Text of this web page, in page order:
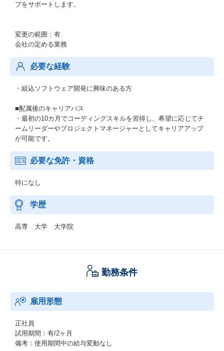
プをサポートします。
変更の範囲：有
会社の定める業務
必要な経験
・組込ソフトウェア開発に興味のある方
■配属後のキャリアパス
・最初の10カ月でコーディングスキルを習得し、希望に応じてチ
ームリーダーやプロジェクトマネージャーとしてキャリアアップ
が可能です。
必要な免許・資格
特になし
学歴
高専 大学 大学院
勤務条件
雇用形態
正社員
試用期間：有/2ヶ月
備考：使用期間中の給与変動なし